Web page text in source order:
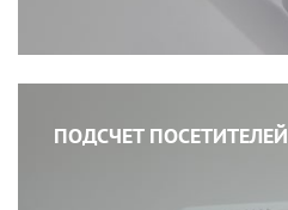
ПОДСЧЕТ ПОСЕТИТЕЛЕЙ